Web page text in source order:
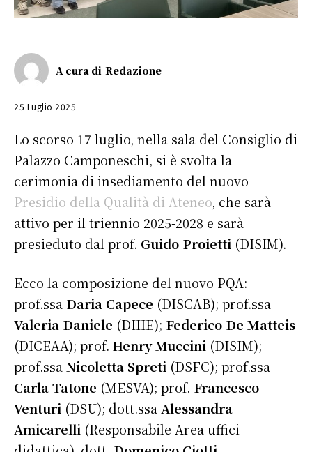
A cura di Redazione
25 Luglio 2025
Lo scorso 17 luglio, nella sala del Consiglio di
Palazzo Camponeschi, si è svolta la
cerimonia di insediamento del nuovo
Presidio della Qualità di Ateneo, che sarà
attivo per il triennio 2025-2028 e sarà
presieduto dal prof. Guido Proietti (DISIM).
Ecco la composizione del nuovo PQA:
prof.ssa Daria Capece (DISCAB); prof.ssa
Valeria Daniele (DIIIE); Federico De Matteis
(DICEAA); prof. Henry Muccini (DISIM);
prof.ssa Nicoletta Spreti (DSFC); prof.ssa
Carla Tatone (MESVA); prof. Francesco
Venturi (DSU); dott.ssa Alessandra
Amicarelli (Responsabile Area uffici